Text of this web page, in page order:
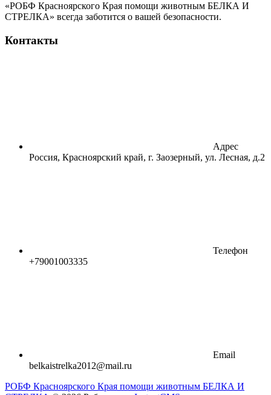
«РОБФ Красноярского Края помощи животным БЕЛКА И
СТРЕЛКА» всегда заботится о вашей безопасности.
Контакты
Адрес
Россия, Красноярский край, г. Заозерный, ул. Лесная, д.2
Телефон
+79001003335
Email
belkaistrelka2012@mail.ru
РОБФ Красноярского Края помощи животным БЕЛКА И